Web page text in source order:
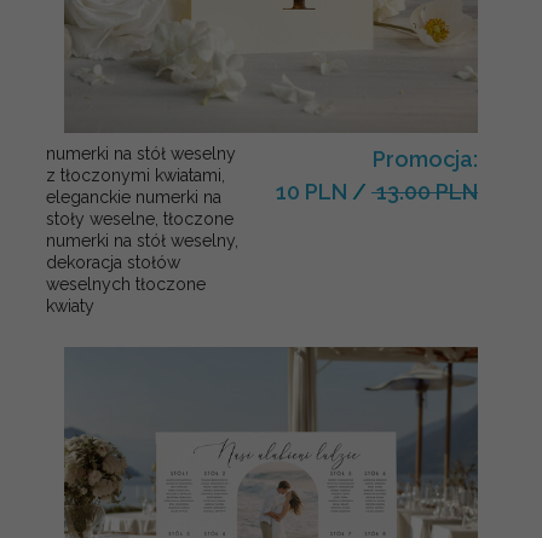
numerki na stół weselny
z tłoczonymi kwiatami,
eleganckie numerki na
stoły weselne, tłoczone
numerki na stół weselny,
dekoracja stołów
weselnych tłoczone
kwiaty
Promocja:
10 PLN / 13.00 PLN